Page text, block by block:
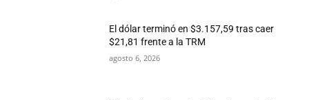
El dólar terminó en $3.157,59 tras caer
$21,81 frente a la TRM
agosto 6, 2026